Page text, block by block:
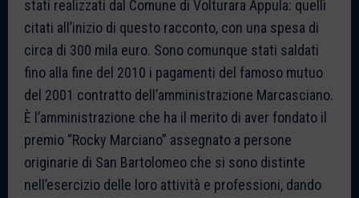
stati realizzati dal Comune di Volturara Appula: quelli
citati all’inizio di questo racconto, con una spesa di
circa di 300 mila euro. Sono comunque stati saldati
fino alla fine del 2010 i pagamenti del famoso mutuo
del 2001 contratto dell’amministrazione Marcasciano.
È l’amministrazione che ha il merito di aver fondato il
premio “Rocky Marciano” assegnato a persone
originarie di San Bartolomeo che si sono distinte
nell’esercizio delle loro attività e professioni, dando